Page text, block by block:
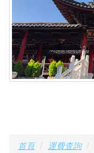
首頁 運費査詢